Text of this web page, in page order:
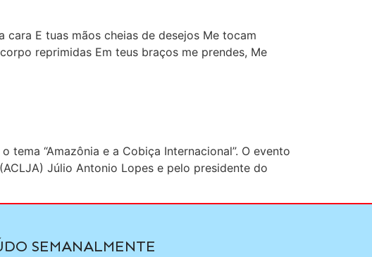
cara E tuas mãos cheias de desejos Me tocam
reprimidas Em teus braços me prendes, Me
“Amazônia e a Cobiça Internacional”. O evento
Júlio Antonio Lopes e pelo presidente do
SEMANALMENTE